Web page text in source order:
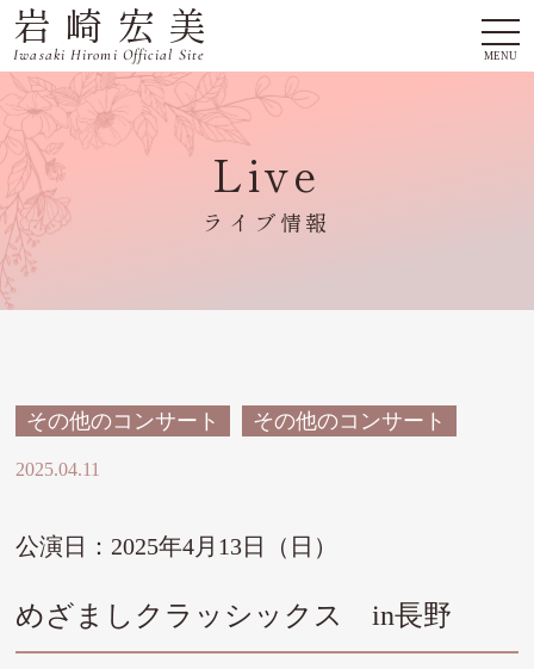
岩崎宏美
Iwasaki Hiromi Official Site MENU
Live
ライブ情報
その他のコンサート その他のコンサート
2025.04.11
公演日：2025年4月13日（日）
めざましクラッシックス in長野